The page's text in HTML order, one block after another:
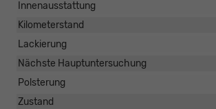
Innenausstattung
Kilometerstand
Lackierung
Nächste Hauptuntersuchung
Polsterung
Zustand